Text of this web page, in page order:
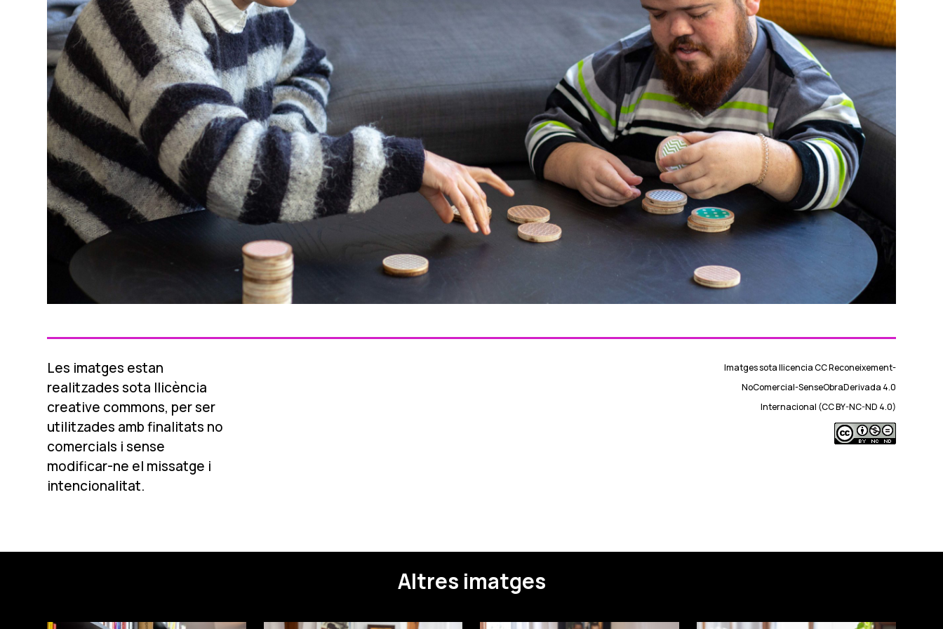
Les imatges estan
realitzades sota llicència
creative commons, per ser
utilitzades amb finalitats no
comercials i sense
modificar-ne el missatge i
intencionalitat.
Imatges sota llicencia CC Reconeixement-
NoComercial-SenseObraDerivada 4.0
Internacional (CC BY-NC-ND 4.0)
Altres imatges